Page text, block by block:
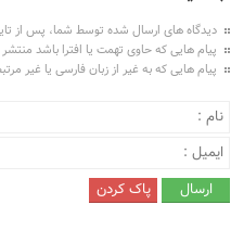
دیدگاه های ارسال شده توسط شما، پس از
پیام هایی که حاوی تهمت یا افترا باشد
پیام هایی که به غیر از زبان فارسی یا غیر